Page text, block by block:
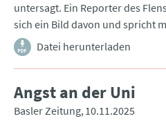
untersagt. Ein Reporter des
sich ein Bild davon und spricht
Datei herunterladen
Angst an der Uni
Basler Zeitung 10.11.2025